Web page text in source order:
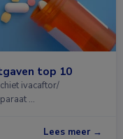
top 10
ivacaftor/​
…
Lees meer →